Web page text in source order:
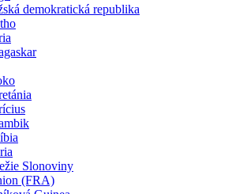
demokratická republika
Slonoviny
(FRA)